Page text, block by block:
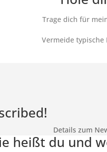
Trage dich für
Vermeide
Details zum
heißt du und